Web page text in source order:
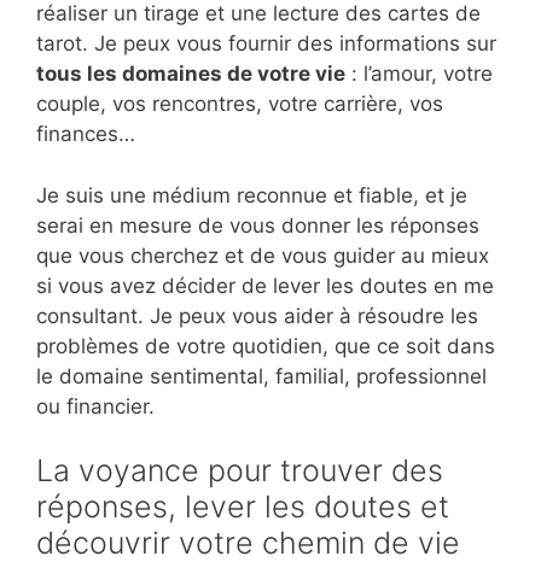
réaliser un tirage et une lecture des cartes de
tarot. Je peux vous fournir des informations sur
tous les domaines de votre vie : l’amour, votre
couple, vos rencontres, votre carrière, vos
finances…
Je suis une médium reconnue et fiable, et je
serai en mesure de vous donner les réponses
que vous cherchez et de vous guider au mieux
si vous avez décider de lever les doutes en me
consultant. Je peux vous aider à résoudre les
problèmes de votre quotidien, que ce soit dans
le domaine sentimental, familial, professionnel
ou financier.
La voyance pour trouver des
réponses, lever les doutes et
découvrir votre chemin de vie